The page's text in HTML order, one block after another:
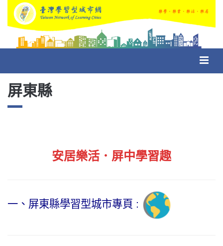
屏東縣
安居樂活．屏中學習趣
一、屏東縣學習型城市專頁 :